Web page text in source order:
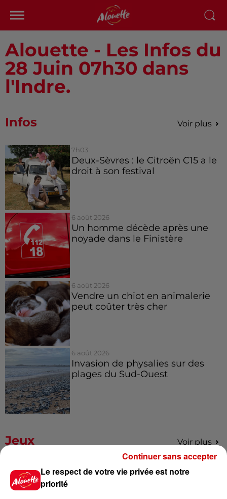
Alouette - Les Infos du
28 Juin 07h30 dans
l'Indre.
Infos Voir plus
7h03
Deux-Sèvres : le Citroën C15 a le
droit à son festival
6 août 2026
Un homme décède après une
noyade dans le Finistère
6 août 2026
Vendre un chiot en animalerie
peut coûter très cher
6 août 2026
Invasion de physalies sur des
plages du Sud-Ouest
Jeux Voir plus
Gagnez vos places pour le
Festival du Roi Arthur 2026 !
Le respect de votre vie privée est notre
priorité
Continuer sans accepter